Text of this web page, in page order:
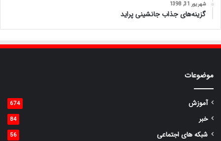
شهریور 31, 1398
گزینه‌های جذاب جانشینی پراید
موضوعات
آموزش 674
خبر 84
شبکه های اجتماعی 56